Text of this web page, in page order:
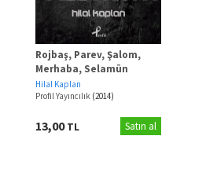
Rojbaş, Parev, Şalom,
Merhaba, Selamün
Aleyküm
Hilal Kaplan
Profil Yayıncılık (2014)
13,00TL Satın al